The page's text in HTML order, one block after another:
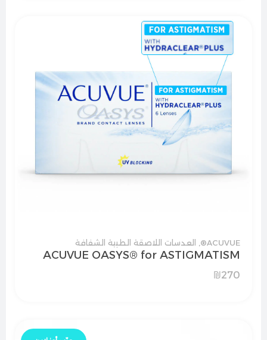
ACUVUE®
, العدسات اللاصقة الطبية الشفافة
ACUVUE OASYS® for ASTIGMATISM
₪270